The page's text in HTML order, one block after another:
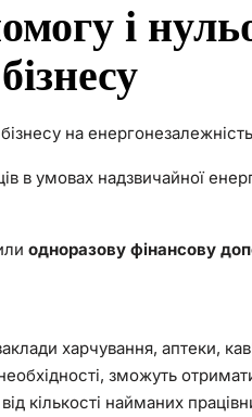
і
на
в умовах надзвичайної
одноразову фінансову
харчування, аптеки,
зможуть
кількості найманих